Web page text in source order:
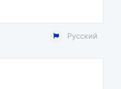
Русский